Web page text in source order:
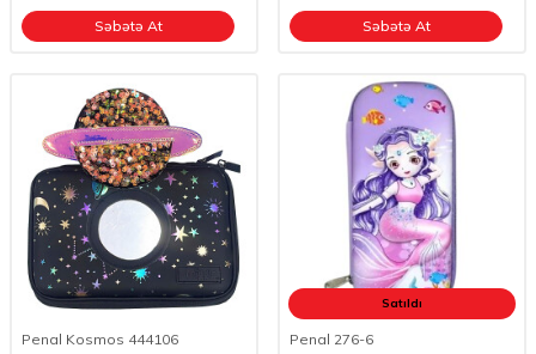
Səbətə At Səbətə At
Penal Kosmos 444106
Satıldı
Penal 276-6